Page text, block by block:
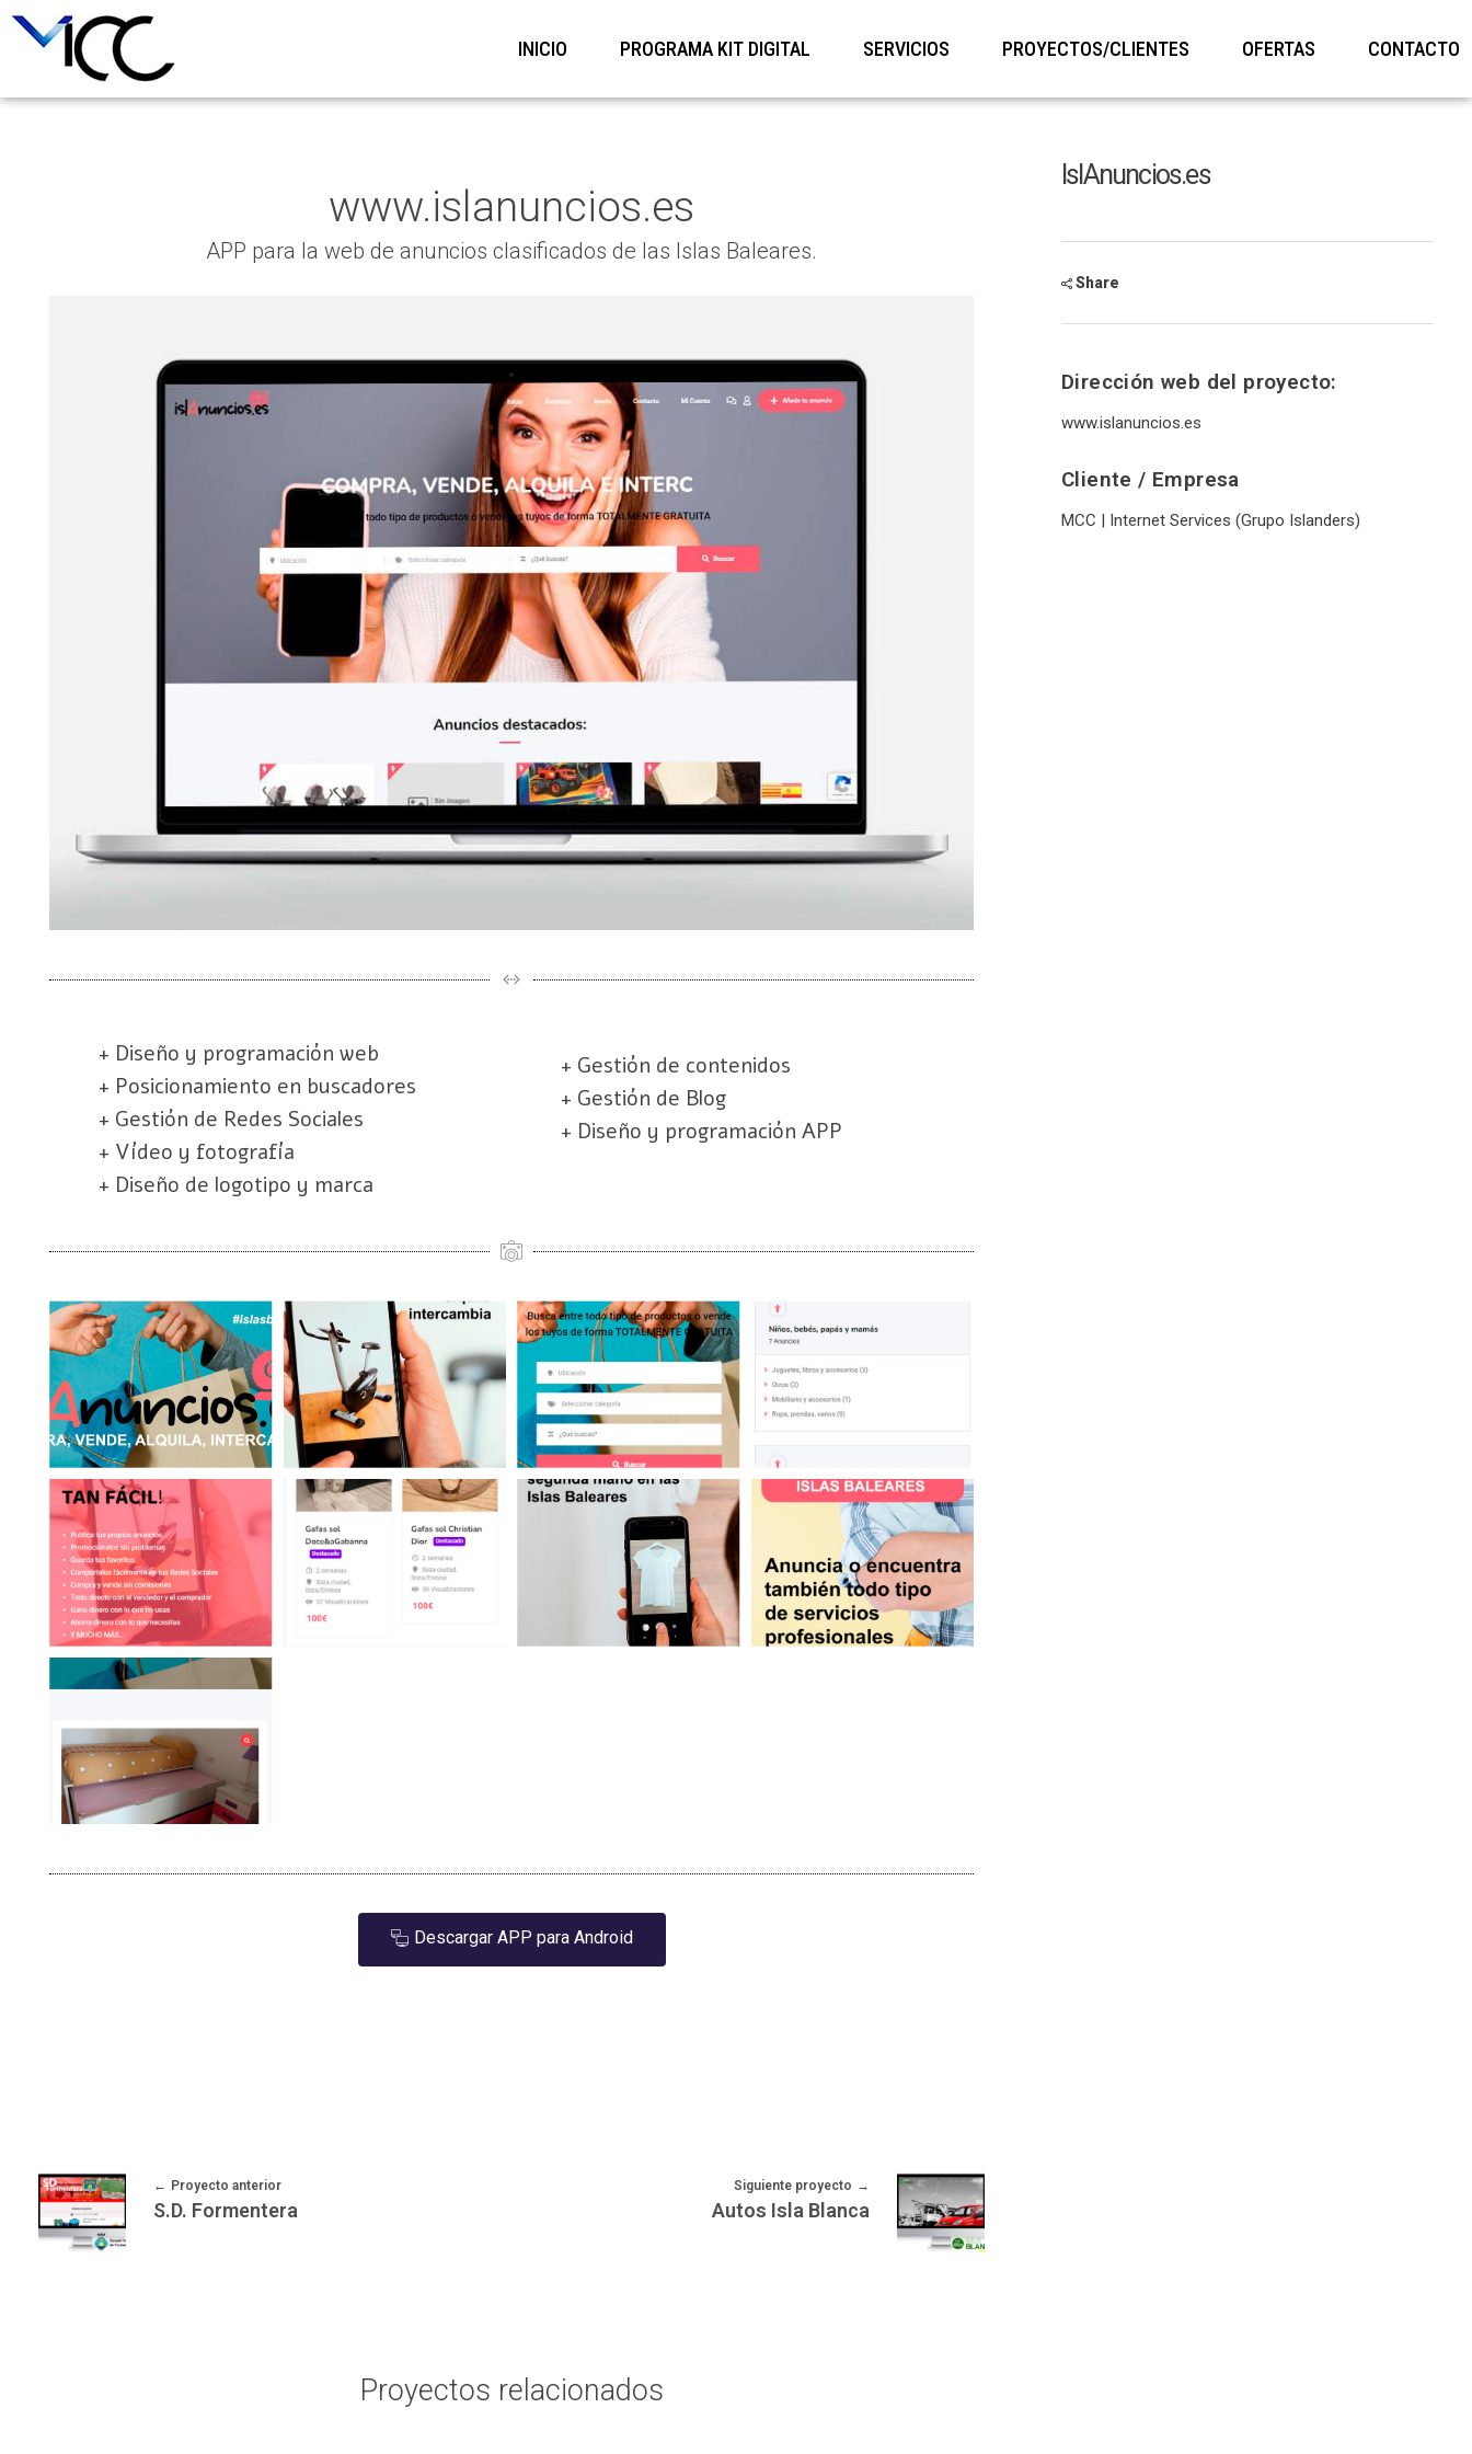
INICIO PROGRAMA KIT DIGITAL SERVICIOS PROYECTOS/CLIENTES OFERTAS CONTACTO
www.islanuncios.es
APP para la web de anuncios clasificados de las Islas Baleares.
+ Diseño y programación web
+ Posicionamiento en buscadores
+ Gestión de Redes Sociales
+ Vídeo y fotografía
+ Diseño de logotipo y marca
+ Gestión de contenidos
+ Gestión de Blog
+ Diseño y programación APP
Descargar APP para Android
IslAnuncios.es
Share
Dirección web del proyecto:
www.islanuncios.es
Cliente / Empresa
MCC | Internet Services (Grupo Islanders)
Proyecto anterior
S.D. Formentera
Siguiente proyecto
Autos Isla Blanca
Proyectos relacionados